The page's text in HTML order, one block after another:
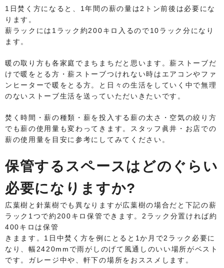
1日焚く方になると、1年間の薪の量は2トン前後は必要にな
ります。
薪ラックには1ラック約200キロ入るので10ラック分になり
ます。
暖の取り方も各家庭でまちまちだと思います。薪ストーブだ
けで暖をとる方・薪ストーブつけれない時はエアコンやファ
ンヒーターで暖をとる方。と日々の生活をしていく中で無理
のないストーブ生活を送っていただいきたいです。
焚く時間・薪の種類・薪を投入する薪の太さ・空気の絞り方
でも薪の使用量も変わってきます。スタッフ眞井・お店での
薪の使用量を目安に参考にしてみてください。
保管するスペースはどのぐらい
必要になりますか?
広葉樹と針葉樹でも異なりますが広葉樹の場合だと下記の薪
ラック1つで約200キロ保管できます。2ラック分置ければ約
400キロは保管
きまます。1日中焚く方を例にとると1か月で2ラック必要に
なり、幅2420mmで雨がしのげて風通しのいい場所がベスト
です。ガレージ中や、軒下の場所をおススメします。